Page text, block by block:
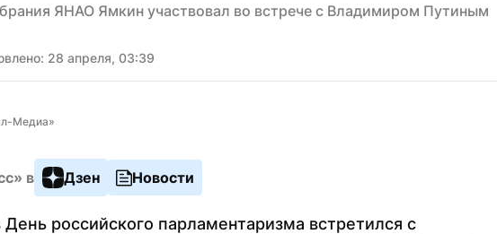
ЯНАО Ямкин участвовал во встрече с Владимиром Путиным
28 апреля, 03:39
Медиа»
в Дзен Новости
российского парламентаризма встретился с